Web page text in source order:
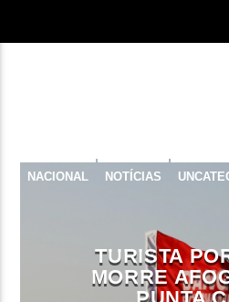
NACIONAL NOTÍCIAS
TURISTA
MORRE